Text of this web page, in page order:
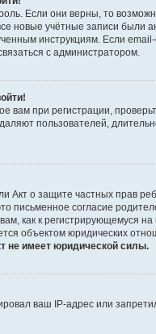
Если они верны, то
новые учётные записи были
инструкциям. Если
с администратором.
вам при регистрации,
пользователей,
Акт о защите частных прав
письменное согласие
как к регистрирующемуся
объектом юридических
не имеет юридической силы.
ваш IP-адрес или